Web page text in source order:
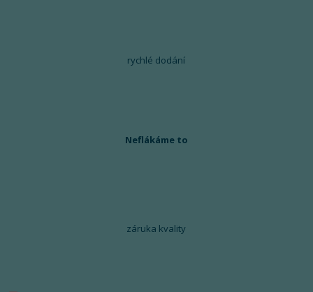
rychlé dodání
Neflákáme to
záruka kvality